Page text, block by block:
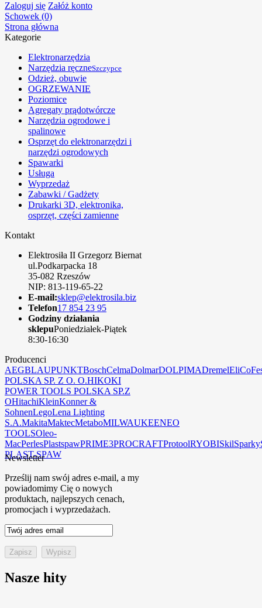
Zaloguj się Załóż konto
Schowek (0)
Strona główna
Kategorie
Elektronarzędzia
Narzędzia ręczneSzczypce
Odzież, obuwie
OGRZEWANIE
Poziomice
Agregaty prądotwórcze
Narzędzia ogrodowe i
spalinowe
Osprzęt do elektronarzędzi i
narzędzi ogrodowych
Spawarki
Usługa
Wyprzedaż
Zabawki / Gadżety
Drukarki 3D, elektronika,
osprzęt, części zamienne
Kontakt
Elektrosiła II Grzegorz Biernat
ul.Podkarpacka 18
35-082 Rzeszów
NIP: 813-119-65-22
E-mail:sklep@elektrosila.biz
Telefon17 854 23 95
Godziny działania
sklepuPoniedziałek-Piątek
8:30-16:30
Producenci
AEGBLAUPUNKTBoschCelmaDolmarDOLPIMADremelEliCo
POLSKA SP. Z O. O.HIKOKI
POWER TOOLS POLSKA SP.Z
OHitachiKleinKonner &
SohnenLegoLena Lighting
S.A.MakitaMaktecMetaboMILWAUKEENEO
TOOLSOleo-
MacPerlesPlastspawPRIME3PROCRAFTProtoolRYOBISkilSparky
PLAST-SPAW
Newsletter
Prześlij nam swój adres e-mail, a my
powiadomimy Cię o nowych
produktach, najlepszych cenach,
promocjach i wyprzedażach.
Nasze hity